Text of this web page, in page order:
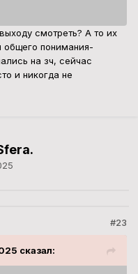
смотреть? А то их
общего понимания-
на зч, сейчас
и никогда не
#23
сказал: